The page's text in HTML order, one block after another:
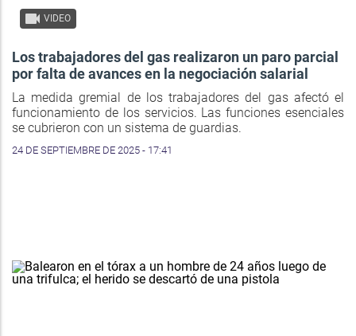
VIDEO
Los trabajadores del gas realizaron un paro parcial
por falta de avances en la negociación salarial
La medida gremial de los trabajadores del gas afectó el
funcionamiento de los servicios. Las funciones esenciales
se cubrieron con un sistema de guardias.
24 DE SEPTIEMBRE DE 2025 - 17:41